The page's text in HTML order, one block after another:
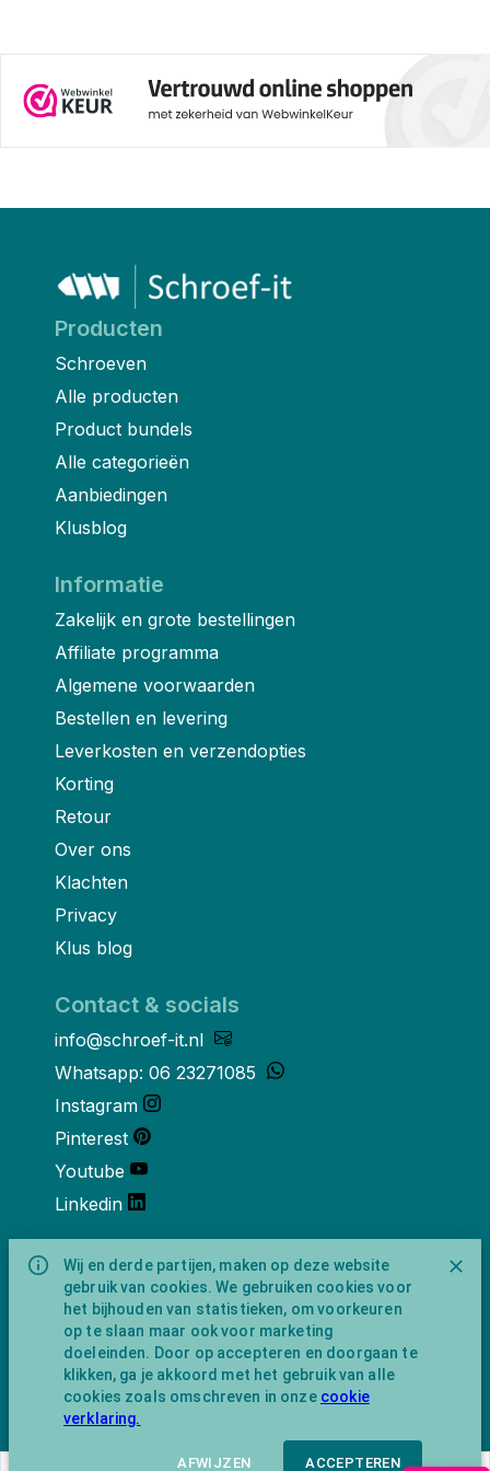
Wij en derde partijen, maken op deze website
gebruik van cookies. We gebruiken cookies voor
het bijhouden van statistieken, om voorkeuren
op te slaan maar ook voor marketing
doeleinden. Door op accepteren en doorgaan te
klikken, ga je akkoord met het gebruik van alle
cookies zoals omschreven in onze cookie
verklaring.
AFWIJZEN ACCEPTEREN
Producten
Schroeven
Alle producten
Product bundels
Alle categorieën
Aanbiedingen
Klusblog
Informatie
Zakelijk en grote bestellingen
Affiliate programma
Algemene voorwaarden
Bestellen en levering
Leverkosten en verzendopties
Korting
Retour
Over ons
Klachten
Privacy
Klus blog
Contact & socials
info@schroef-it.nl
Whatsapp: 06 23271085
Instagram
Pinterest
Youtube
Linkedin
Over ons
Schroef-it is een handelsnaam van
NewFeather B.V. geregisteerd onder KVK
nummer 91702593 met BTW-
identificatienummer NL865743009B01.
Postadres Amsterdamseweg 91 1422 AC
Uithoorn (geen bezoekadres).